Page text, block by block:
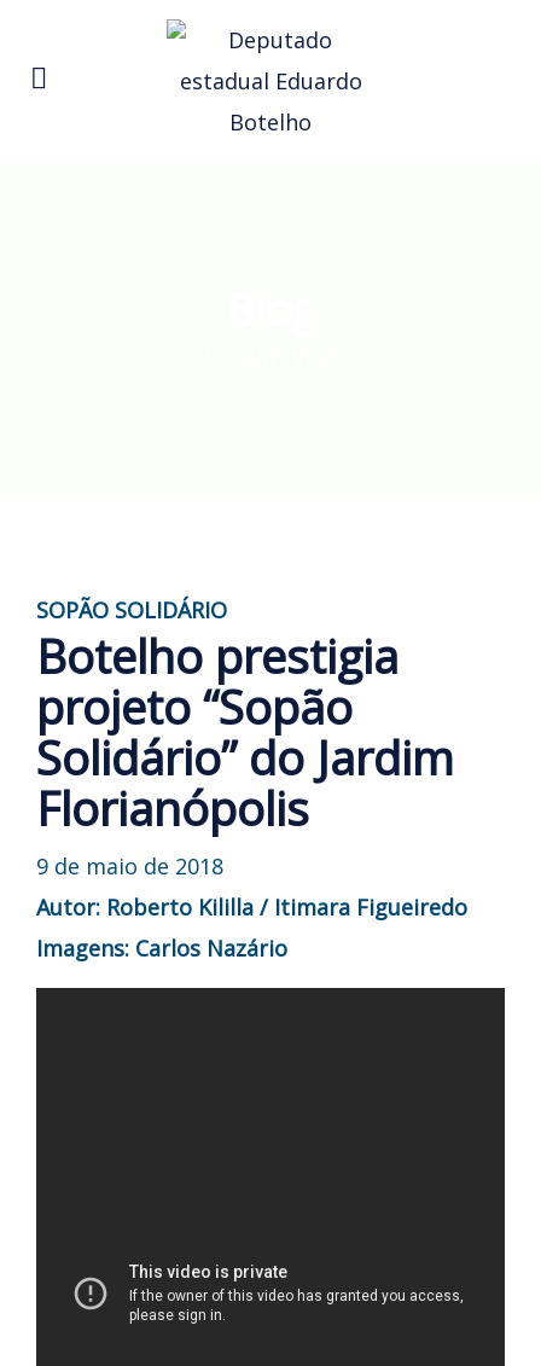
SOPÃO SOLIDÁRIO
Botelho prestigia
projeto “Sopão
Solidário” do Jardim
Florianópolis
9 de maio de 2018
Autor: Roberto Kililla / Itimara Figueiredo
Imagens: Carlos Nazário